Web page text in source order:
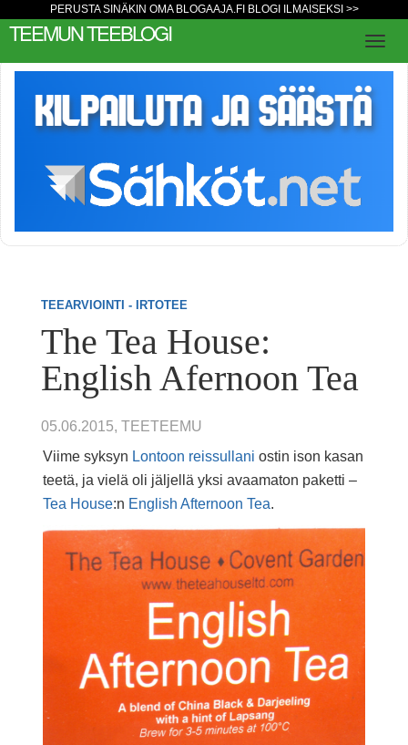
PERUSTA SINÄKIN OMA BLOGAAJA.FI BLOGI ILMAISEKSI >>
TEEMUN TEEBLOGI
TEEARVIOINTI - IRTOTEE
The Tea House:
English Afernoon Tea
05.06.2015, TEETEEMU
Viime syksyn Lontoon reissullani ostin ison kasan
teetä, ja vielä oli jäljellä yksi avaamaton paketti –
Tea House:n English Afternoon Tea.